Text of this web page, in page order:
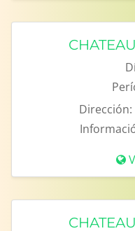
Dirección: